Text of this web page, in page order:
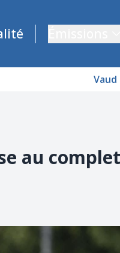
Vaud et Fribourg
Vaud
au